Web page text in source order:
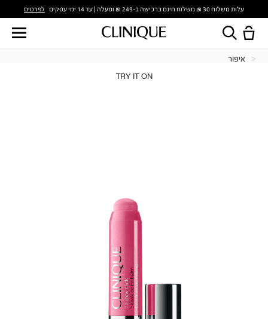
עלות משלוח 30 ₪ משלוח חינם ברכישה ב-249 ₪ ומעלה | עד 14 ימי עסקים לפרטים
איפור
TRY IT ON